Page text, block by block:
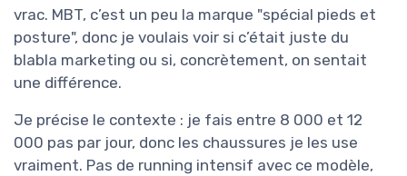
vrac. MBT, c’est un peu la marque "spécial pieds et
posture", donc je voulais voir si c’était juste du
blabla marketing ou si, concrètement, on sentait
une différence.
Je précise le contexte : je fais entre 8 000 et 12
000 pas par jour, donc les chaussures je les use
vraiment. Pas de running intensif avec ce modèle,